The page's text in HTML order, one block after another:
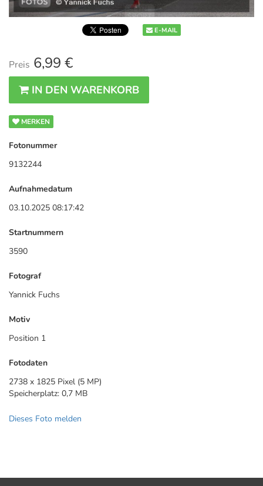
E-MAIL
Preis 6,99 €
IN DEN WARENKORB
MERKEN
Fotonummer
9132244
Aufnahmedatum
03.10.2025 08:17:42
Startnummern
3590
Fotograf
Yannick Fuchs
Motiv
Position 1
Fotodaten
2738 x 1825 Pixel (5 MP)
Speicherplatz: 0,7 MB
Dieses Foto melden